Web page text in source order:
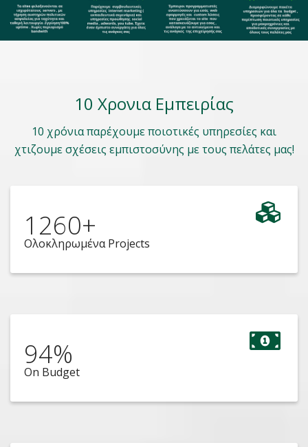
10 Χρονια Εμπειρίας
10 χρόνια παρέχουμε ποιοτικές υπηρεσίες και
χτιζουμε σχέσεις εμπιστοσύνης με τους πελάτες μας!
1260+
Ολοκληρωμένα Projects
94%
On Budget